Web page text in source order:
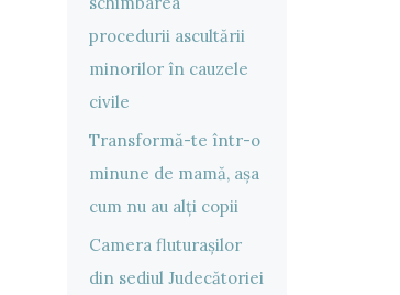
procedurii ascultării
minorilor în cauzele
civile
Transformă-te într-o
minune de mamă, așa
cum nu au alți copii
Camera fluturașilor
din sediul Judecătoriei